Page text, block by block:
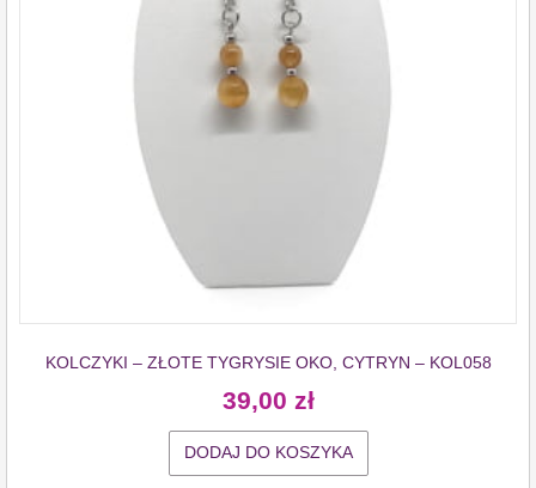
KOLCZYKI – ZŁOTE TYGRYSIE OKO, CYTRYN – KOL058
39,00 zł
DODAJ DO KOSZYKA